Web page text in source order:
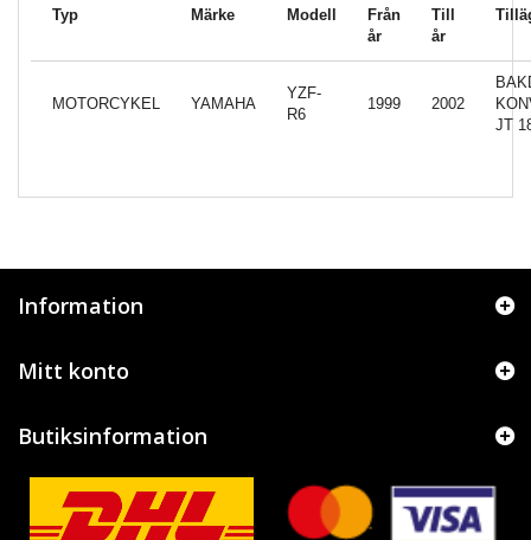
Typ Märke Modell
Från
år
Till
år
MOTORCYKEL YAMAHA
YZF-
R6
1999 2002
JT
Information
Mitt konto
Butiksinformation